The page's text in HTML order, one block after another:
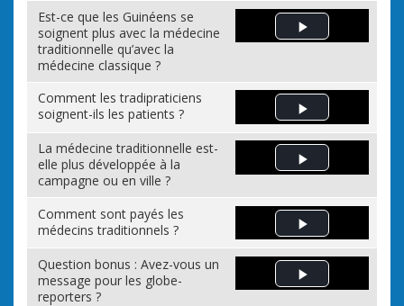
Est-ce que les Guinéens se
soignent plus avec la médecine
traditionnelle qu’avec la
médecine classique ?
Play Video
Comment les tradipraticiens
soignent-ils les patients ?
Play Video
La médecine traditionnelle est-
elle plus développée à la
campagne ou en ville ?
Play Video
Comment sont payés les
médecins traditionnels ?
Play Video
Question bonus : Avez-vous un
message pour les globe-
reporters ?
Play Video